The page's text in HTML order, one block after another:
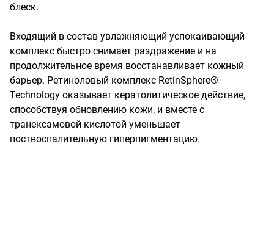
блеск.
Входящий в состав увлажняющий успокаивающий
комплекс быстро снимает раздражение и на
продолжительное время восстанавливает кожный
барьер. Ретиноловый комплекс RetinSphere®
Technology оказывает кератолитическое действие,
способствуя обновлению кожи, и вместе с
транексамовой кислотой уменьшает
поствоспалительную гиперпигментацию.